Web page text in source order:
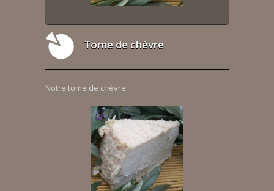
Tome de chèvre
Notre tome de chèvre.